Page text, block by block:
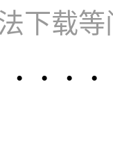
下载等
· · · ·